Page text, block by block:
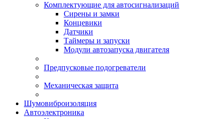
Комплектующие для автосигнализаций
Сирены и замки
Концевики
Датчики
Таймеры и запуски
Модули автозапуска двигателя
Предпусковые подогреватели
Механическая защита
Шумовиброизоляция
Автоэлектроника